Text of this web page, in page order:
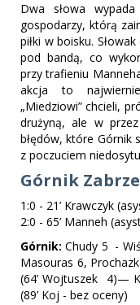
Dwa słowa
gospodarzy, którą
piłki w boisku.
pod bandą, co
przy trafieniu
akcja to
„Miedziowi” chcieli,
drużyną, ale w
błędów, które Górnik
z poczuciem
Górnik Zabrze
1:0 - 21’ Krawczyk
2:0 - 65’ Manneh
Górnik: Chudy 5 -
Masouras 6,
(64’ Wojtuszek 4)—
(89’ Koj - bez oceny)